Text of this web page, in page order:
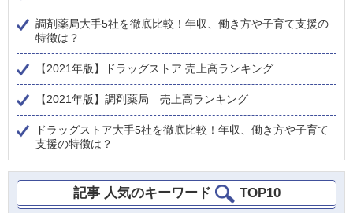
調剤薬局大手5社を徹底比較！年収、働き方や子育て支援の
特徴は？
【2021年版】ドラッグストア 売上高ランキング
【2021年版】調剤薬局 売上高ランキング
ドラッグストア大手5社を徹底比較！年収、働き方や子育て
支援の特徴は？
記事 人気のキーワード TOP10